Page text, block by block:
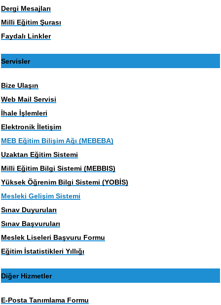
Dergi Mesajları
Milli Eğitim Şurası
Faydalı Linkler
Servisler
Bize Ulaşın
Web Mail Servisi
İhale İşlemleri
Elektronik İletişim
MEB Eğitim Bilişim Ağı (MEBEBA)
Uzaktan Eğitim Sistemi
Milli Eğitim Bilgi Sistemi (MEBBIS)
Yüksek Öğrenim Bilgi Sistemi (YOBİS)
Mesleki Gelişim Sistemi
Sınav Duyuruları
Sınav Başvuruları
Meslek Liseleri Başvuru Formu
Eğitim İstatistikleri Yıllığı
Diğer Hizmetler
E-Posta Tanımlama Formu